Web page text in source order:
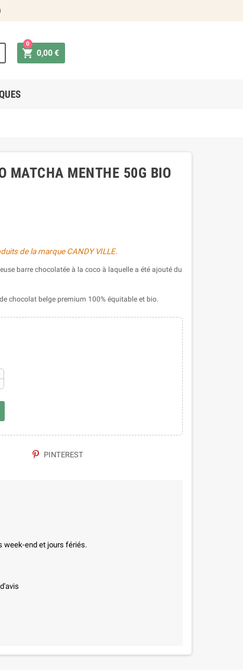
 0,00 €
0
MATCHA MENTHE 50G BIO
de la marque CANDY VILLE.
barre chocolatée à la coco à laquelle a été ajouté du
chocolat belge premium 100% équitable et bio.
PINTEREST
week-end et jours fériés.